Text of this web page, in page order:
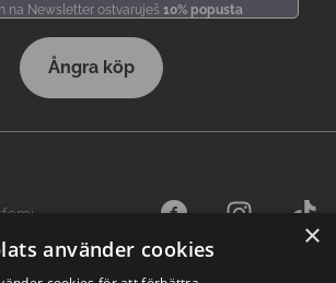
na Newsletter ostvaruješ 10% popusta
Ångra köp
×
använder cookies